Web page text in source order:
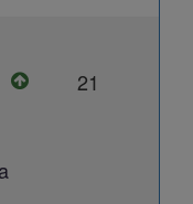
21